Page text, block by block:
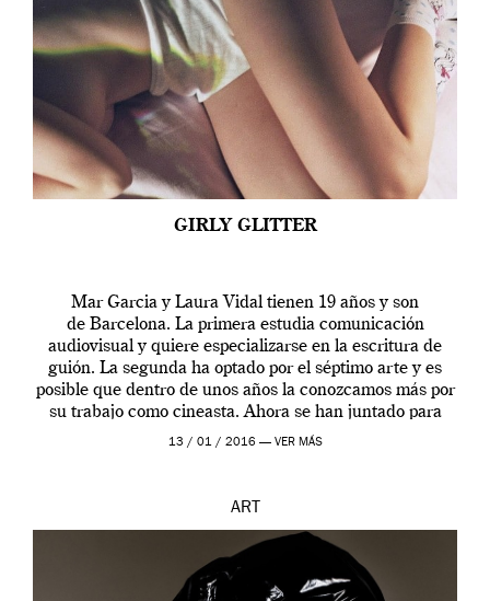
GIRLY GLITTER
Mar Garcia y Laura Vidal tienen 19 años y son
de Barcelona. La primera estudia comunicación
audiovisual y quiere especializarse en la escritura de
guión. La segunda ha optado por el séptimo arte y es
posible que dentro de unos años la conozcamos más por
su trabajo como cineasta. Ahora se han juntado para
contarnos una […]
13 / 01 / 2016 — VER MÁS
ART